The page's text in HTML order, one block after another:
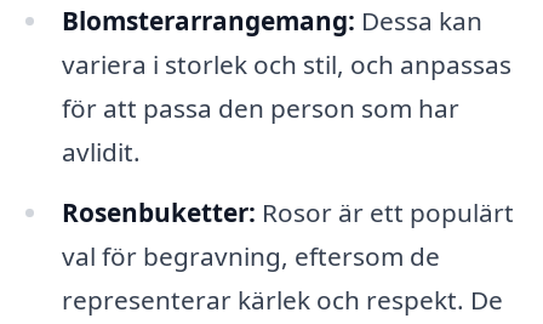
Blomsterarrangemang: Dessa kan
variera i storlek och stil, och anpassas
för att passa den person som har
avlidit.
Rosenbuketter: Rosor är ett populärt
val för begravning, eftersom de
representerar kärlek och respekt. De